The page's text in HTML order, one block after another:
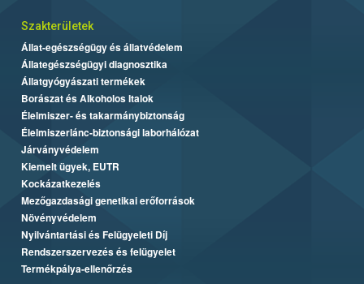
Szakterületek
Állat-egészségügy és állatvédelem
Állategészségügyi diagnosztika
Állatgyógyászati termékek
Borászat és Alkoholos Italok
Élelmiszer- és takarmánybiztonság
Élelmiszerlánc-biztonsági laborhálózat
Járványvédelem
Kiemelt ügyek, EUTR
Kockázatkezelés
Mezőgazdasági genetikai erőforrások
Növényvédelem
Nyilvántartási és Felügyeleti Díj
Rendszerszervezés és felügyelet
Termékpálya-ellenőrzés